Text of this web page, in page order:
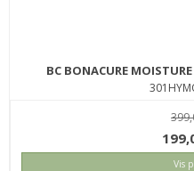
BC BONACURE
Vis